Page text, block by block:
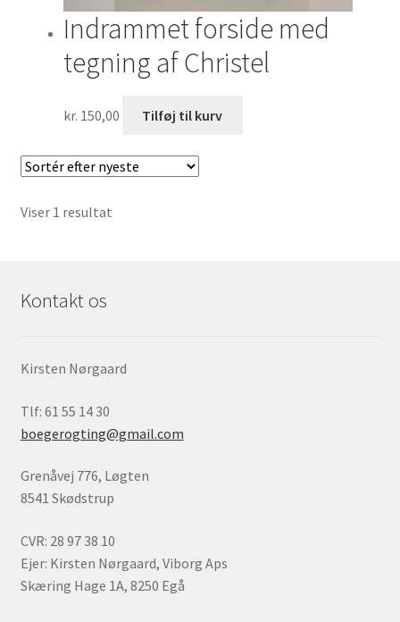
Indrammet forside med
tegning af Christel
kr. 150,00 Tilføj til kurv
Viser 1 resultat
Kontakt os
Kirsten Nørgaard
Tlf: 61 55 14 30
boegerogting@gmail.com
Grenåvej 776, Løgten
8541 Skødstrup
CVR: 28 97 38 10
Ejer: Kirsten Nørgaard, Viborg Aps
Skæring Hage 1A, 8250 Egå